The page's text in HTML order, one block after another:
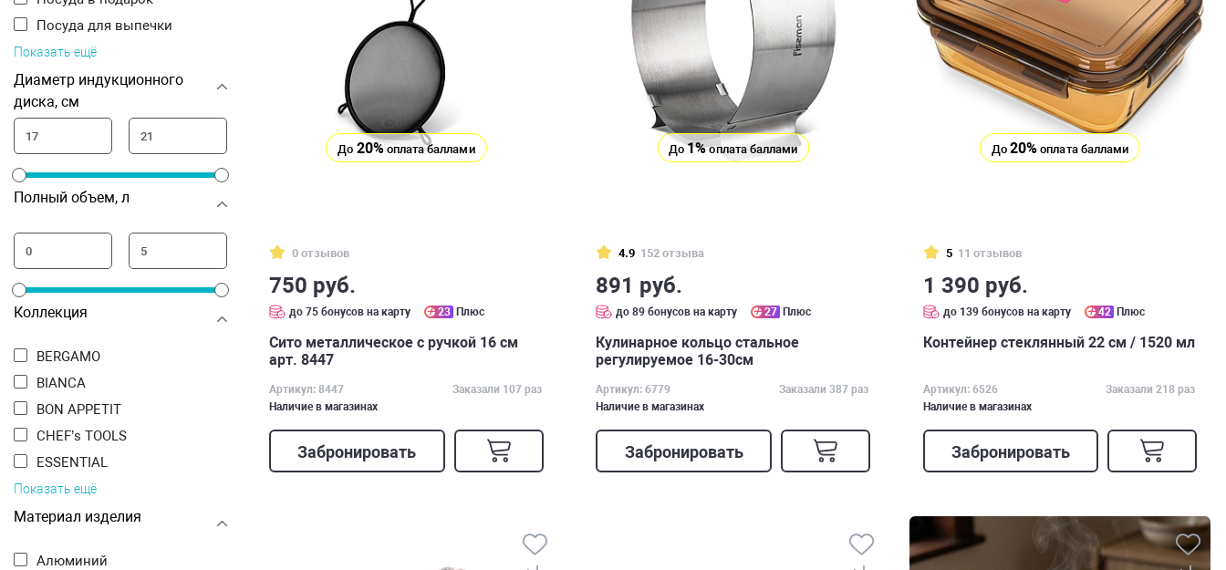
Посуда для выпечки
Показать ещё
Диаметр индукционного
диска, см
Полный объем, л
Коллекция
BERGAMO
BIANCA
BON APPETIT
CHEF’s TOOLS
ESSENTIAL
Показать ещё
Материал изделия
Алюминий
До 20% оплата баллами
0 отзывов
750 руб.
до 75 бонусов на карту 23 Плюс
Сито металлическое с ручкой 16 см
арт. 8447
Артикул: 8447
Заказали 107 раз
Наличие в магазинах
Забронировать
До1%оплата баллами
4.9 152 отзыва
891 руб.
до 89 бонусов на карту 27 Плюс
Кулинарное кольцо стальное
регулируемое 16-30см
Артикул: 6779
Заказали 387 раз
Наличие в магазинах
Забронировать
До20% оплата баллами
5 11 отзывов
1 390 руб.
до 139 бонусов на карту 42 Плюс
Контейнер стеклянный 22 см / 1520 мл
Артикул: 6526
Заказали 218 раз
Наличие в магазинах
Забронировать